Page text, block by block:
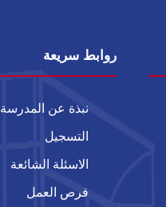
روابط سريعة
نبذة عن المدرسة
التسجيل
الاسئلة الشائعة
فرص العمل